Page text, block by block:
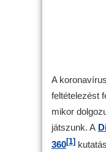
A
feltételezést
mikor
játszunk. A
360[1]